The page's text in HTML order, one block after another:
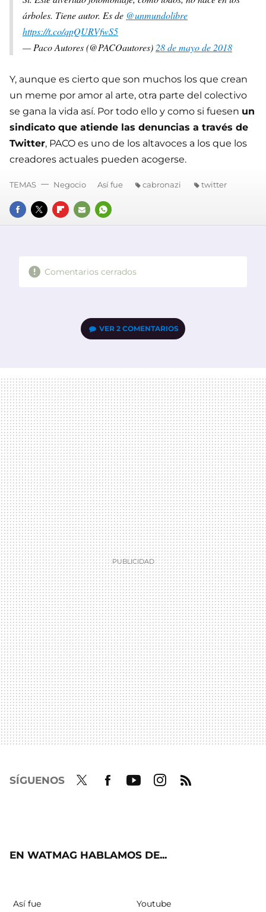
árboles. Tiene autor. Es de @unmundolibre
https://t.co/qpQURVfwS5
— Paco Autores (@PACOautores) 28 de mayo de 2018
Y, aunque es cierto que son muchos los que crean
un meme por amor al arte, otra parte del colectivo
se gana la vida así. Por todo ello y como si fuesen un
sindicato que atiende las denuncias a través de
Twitter, PACO es uno de los altavoces a los que los
creadores actuales pueden acogerse.
FACEBOOK
TWITTERFLIPBOARD
E-
WHATSAPP
TEMAS Negocio Así fue cabronazi twitter
Comentarios cerrados
VER2 COMENTARIOS
SÍGUENOS
EN WATMAG HABLAMOS DE...
Así fue Youtube